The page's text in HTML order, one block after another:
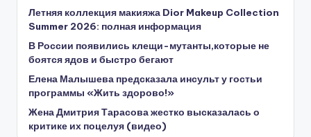
Летняя коллекция макияжа Dior Makeup Collection
Summer 2026: полная информация
В России появились клещи-мутанты,которые не
боятся ядов и быстро бегают
Елена Малышева предсказала инсульт у гостьи
программы «Жить здорово!»
Жена Дмитрия Тарасова жестко высказалась о
критике их поцелуя (видео)